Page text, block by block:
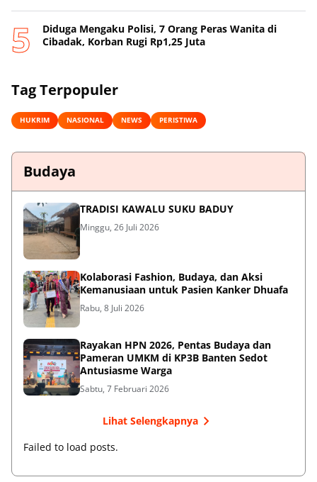
Diduga Mengaku Polisi, 7 Orang Peras Wanita di
Cibadak, Korban Rugi Rp1,25 Juta
Tag Terpopuler
HUKRIM NASIONAL NEWS PERISTIWA
Budaya
TRADISI KAWALU SUKU BADUY
Minggu, 26 Juli 2026
Kolaborasi Fashion, Budaya, dan Aksi
Kemanusiaan untuk Pasien Kanker Dhuafa
Rabu, 8 Juli 2026
Rayakan HPN 2026, Pentas Budaya dan
Pameran UMKM di KP3B Banten Sedot
Antusiasme Warga
Sabtu, 7 Februari 2026
Lihat Selengkapnya
Failed to load posts.